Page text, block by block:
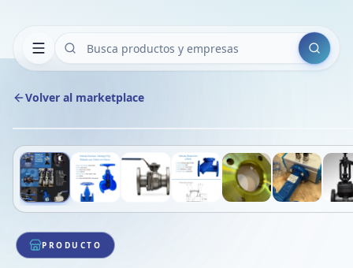
Buscar
Volver al marketplace
1/7
PRODUCTO